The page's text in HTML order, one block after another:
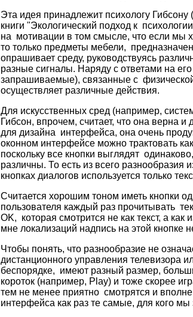
Эта идея принадлежит психологу
книги "Экологический подход к
на мотивации в том смысле, что если мы
то только предметы мебели,
опрашивает среду, руководствуясь
разные сигналы. Наряду с ответами на
запрашиваемые), связанные с
осуществляет различные действия.
Для искусственных сред (например,
Гибсон, впрочем, считает, что она верна
для дизайна интерфейса, она очень
оконном интерфейсе можно трактовать
поскольку все кнопки выглядят
различны. То есть из всего
кнопках диалогов используется только
Считается хорошим тоном иметь кнопки
пользователя каждый раз прочитывать
OK, которая смотрится не как текст, а
мне локализаций надпись на этой кнопке
Чтобы понять, что разнообразие не
дистанционного управления телевизора
беспорядке, имеют разный размер,
короток (например, Play) и тоже скорее
тем не менее приятно смотрятся и
интерфейса как раз те самые, для кого